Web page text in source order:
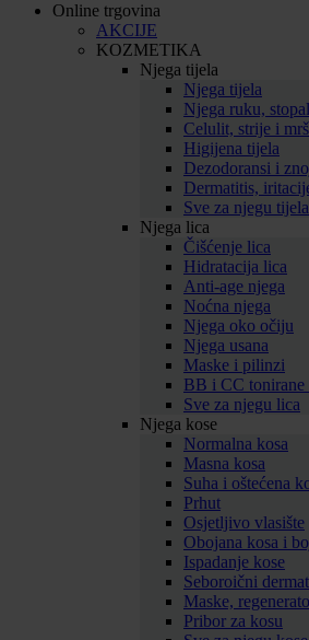
Online trgovina
AKCIJE
KOZMETIKA
Njega tijela
Njega tijela
Njega ruku,
Celulit, strije i
Higijena tijela
Dezodoransi i
Dermatitis,
Sve za njegu tijela
Njega lica
Čišćenje lica
Hidratacija lica
Anti-age njega
Noćna njega
Njega oko očiju
Njega usana
Maske i pilinzi
BB i CC tonirane
Sve za njegu lica
Njega kose
Normalna kosa
Masna kosa
Suha i oštećena
Prhut
Osjetljivo vlasište
Obojana kosa i
Ispadanje kose
Seboroični
Maske,
Pribor za kosu